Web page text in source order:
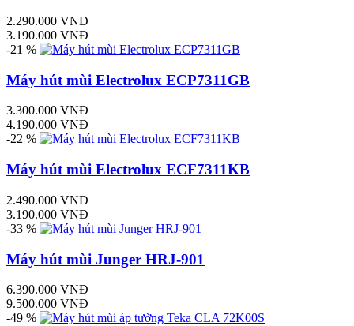
2.290.000 VNĐ
3.190.000 VNĐ
-21 %
Máy hút mùi Electrolux ECP7311GB
3.300.000 VNĐ
4.190.000 VNĐ
-22 %
Máy hút mùi Electrolux ECF7311KB
2.490.000 VNĐ
3.190.000 VNĐ
-33 %
Máy hút mùi Junger HRJ-901
6.390.000 VNĐ
9.500.000 VNĐ
-49 %